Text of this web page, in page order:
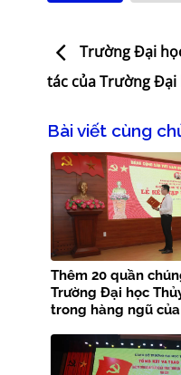
Trường Đại
tác của Trường Đại
Bài viết cùng
Thêm 20 quần
Trường Đại học
trong hàng ngũ